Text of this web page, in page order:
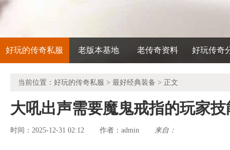
好玩的传奇私服 老版本基地 老传奇资料 好玩传奇
当前位置： 好玩的传奇私服 > 最好经典装备 > 正文
大吼出声需要魔鬼戒指的玩家技
时间：2025-12-31 02:12 作者： admin 来自：